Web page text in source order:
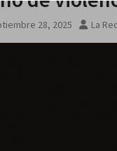
no
28, 2025 La